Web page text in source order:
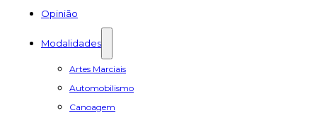
Opinião
Modalidades
Artes Marciais
Automobilismo
Canoagem